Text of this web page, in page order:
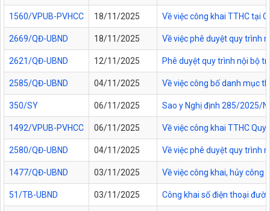
1560/VPUB-PVHCC 18/11/2025 Về việc công khai TTHC tại
2669/QĐ-UBND 18/11/2025 Về việc phê duyệt quy trình
2621/QĐ-UBND 12/11/2025 Phê duyệt quy trình nội bộ
2585/QĐ-UBND 04/11/2025 Về việc công bố danh mục
350/SY 06/11/2025 Sao y Nghị định 285/2025/
1492/VPUB-PVHCC 06/11/2025 Về việc công khai TTHC
2580/QĐ-UBND 04/11/2025 Về việc phê duyệt quy trình
1477/QĐ-UBND 03/11/2025 Về việc công khai, hủy công
51/TB-UBND 03/11/2025 Công khai số điện thoại